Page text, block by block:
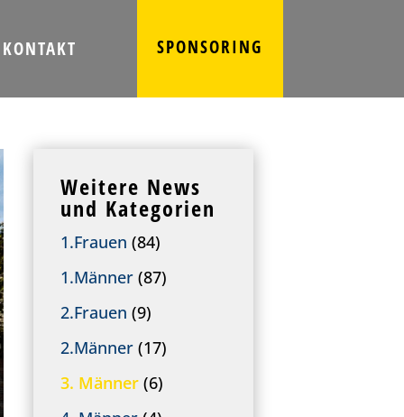
KONTAKT SPONSORING
Weitere News
und Kategorien
1.Frauen (84)
1.Männer(87)
2.Frauen (9)
2.Männer(17)
3. Männer(6)